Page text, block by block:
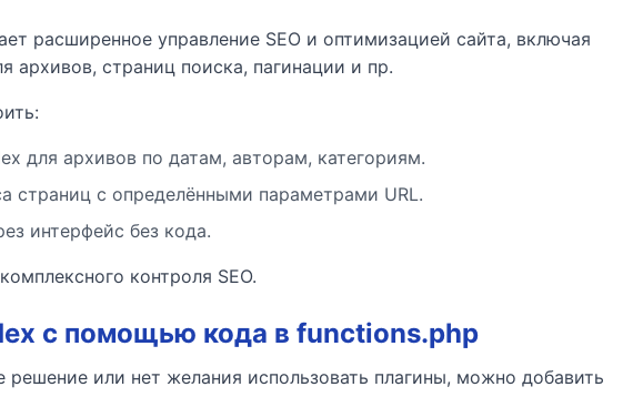
расширенное управление SEO и оптимизацией сайта, включая
архивов, страниц поиска, пагинации и пр.
для архивов по датам, авторам, категориям.
страниц с определёнными параметрами URL.
интерфейс без кода.
контроля SEO.
с помощью кода в functions.php
решение или нет желания использовать плагины, можно добавить